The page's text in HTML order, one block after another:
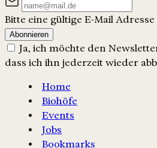
Bitte eine gültige E-Mail Adresse
Abonnieren
Ja, ich möchte den
dass ich ihn jederzeit wieder
Home
Biohöfe
Events
Jobs
Bookmarks